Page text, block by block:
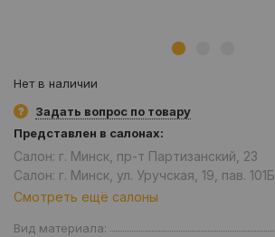
Нет в наличии
Задать вопрос по товару
Представлен в салонах:
Салон: г. Минск, пр-т Партизанский, 23
Салон: г. Минск, ул. Уручская, 19, пав. 101Б
Смотреть ещё салоны
Вид материала: